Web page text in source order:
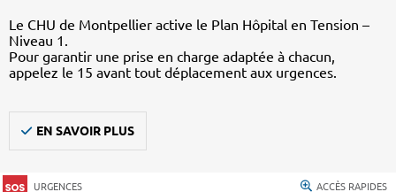
Le CHU de Montpellier active le Plan Hôpital en Tension –
Niveau 1.
Pour garantir une prise en charge adaptée à chacun,
appelez le 15 avant tout déplacement aux urgences.
EN SAVOIR PLUS
URGENCES ACCÈS RAPIDES